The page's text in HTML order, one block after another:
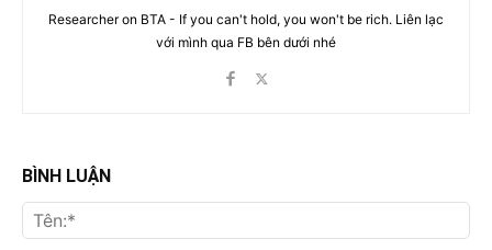
Researcher on BTA - If you can't hold, you won't be rich. Liên lạc
với mình qua FB bên dưới nhé
BÌNH LUẬN